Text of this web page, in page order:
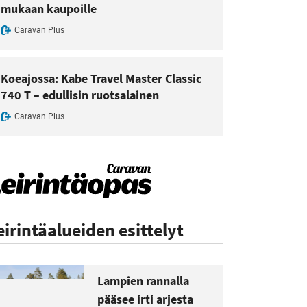
mukaan kaupoille
Caravan Plus
Koeajossa: Kabe Travel Master Classic
740 T – edullisin ruotsalainen
Caravan Plus
esittelyt
Lampien rannalla
pääsee irti arjesta